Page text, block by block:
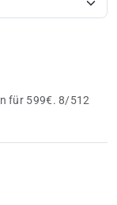
für 599€. 8/512